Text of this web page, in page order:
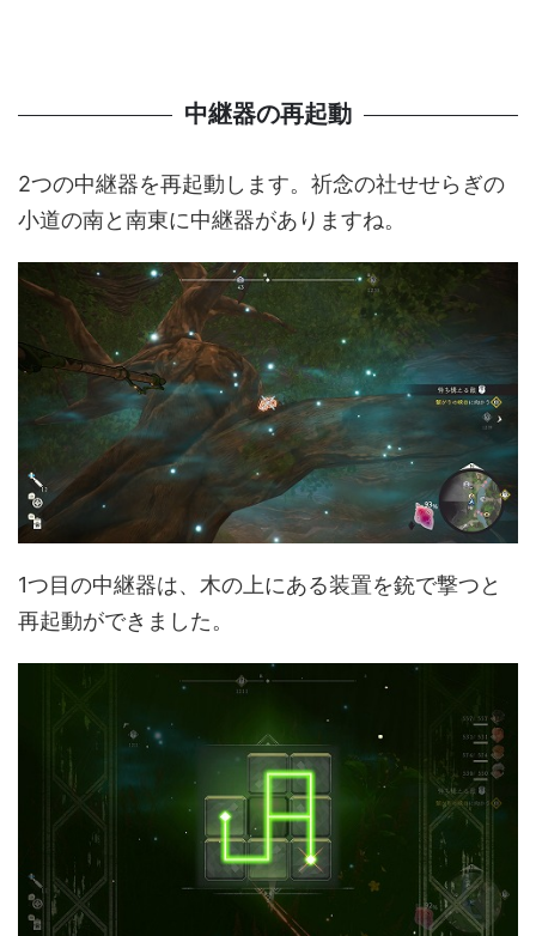
中継器の再起動
2つの中継器を再起動します。祈念の社せせらぎの
小道の南と南東に中継器がありますね。
1つ目の中継器は、木の上にある装置を銃で撃つと
再起動ができました。